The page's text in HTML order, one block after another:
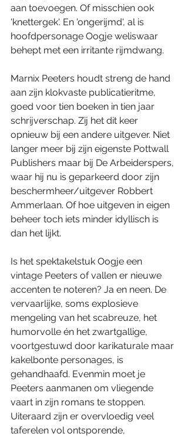
aan toevoegen. Of misschien ook
'knettergek'. En 'ongerijmd', al is
hoofdpersonage Oogje weliswaar
behept met een irritante rijmdwang.
Marnix Peeters houdt streng de hand
aan zijn klokvaste publicatieritme,
goed voor tien boeken in tien jaar
schrijverschap. Zij het dit keer
opnieuw bij een andere uitgever. Niet
langer meer bij zijn eigenste Pottwall
Publishers maar bij De Arbeiderspers,
waar hij nu is geparkeerd door zijn
beschermheer/uitgever Robbert
Ammerlaan. Of hoe uitgeven in eigen
beheer toch iets minder idyllisch is
dan het lijkt.
Is het spektakelstuk Oogje een
vintage Peeters of vallen er nieuwe
accenten te noteren? Ja en neen. De
vervaarlijke, soms explosieve
mengeling van het scabreuze, het
humorvolle én het zwartgallige,
voortgestuwd door karikaturale maar
kakelbonte personages, is
gehandhaafd. Evenmin moet je
Peeters aanmanen om vliegende
vaart in zijn romans te stoppen.
Uiteraard zijn er overvloedig veel
taferelen vol ontsporende,